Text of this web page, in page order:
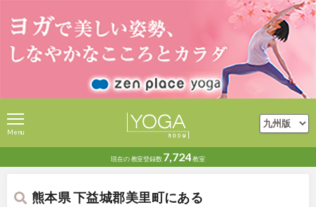
現在の教室登録数 7,724教室
Menu
熊本県 下益城郡美里町にある